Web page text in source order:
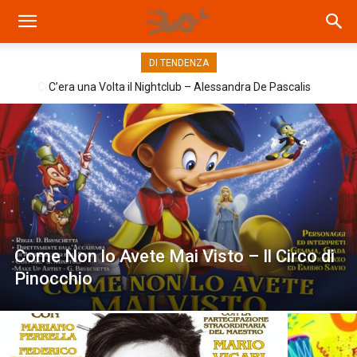
DI TENDENZA
C’era una Volta il Nightclub – Alessandra De Pascalis
Come Non lo Avete Mai Visto – Il Circo di
Pinocchio